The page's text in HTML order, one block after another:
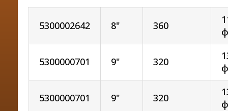
5300002642 8" 360
5300000701 9" 320
5300000701 9" 320